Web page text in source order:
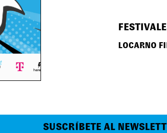
LOCARNO
SUSCRÍBETE AL